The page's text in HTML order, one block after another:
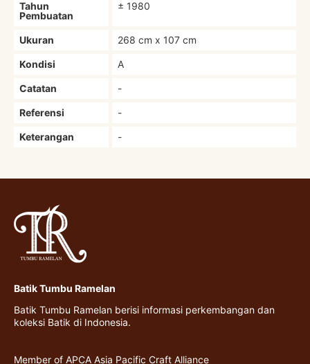
Tahun
Pembuatan
± 1980
Ukuran 268 cm x 107 cm
Kondisi A
Catatan -
Referensi -
Keterangan -
Batik Tumbu Ramelan
Batik Tumbu Ramelan berisi informasi perkembangan dan
koleksi Batik di Indonesia.
Member of APCA Asia Pacific Craft Alliance